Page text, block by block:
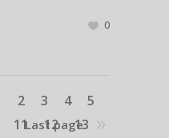
0
2 3 4
5
11 12
13
Last page